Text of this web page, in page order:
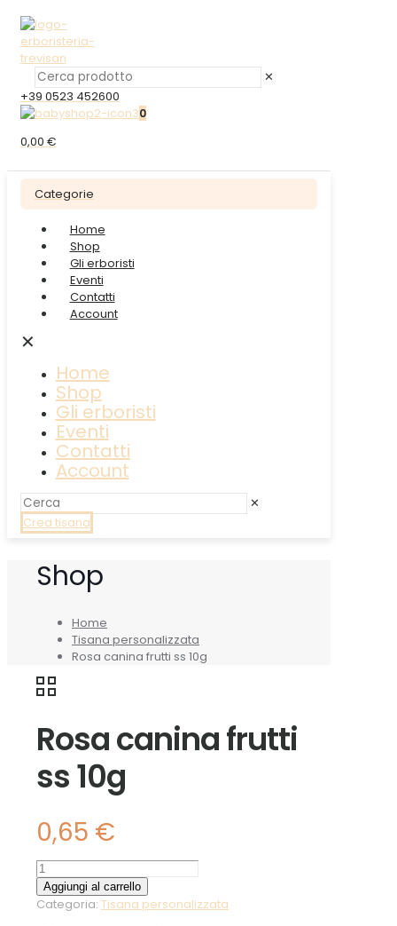
✕
+39 0523 452600
0
0,00 €
Categorie
Home
Shop
Gli erboristi
Eventi
Contatti
Account
✕
Home
Shop
Gli erboristi
Eventi
Contatti
Account
✕
Crea tisana
Shop
Home
Tisana personalizzata
Rosa canina frutti ss 10g
Rosa canina frutti
ss 10g
0,65 €
Rosa
canina
frutti
Aggiungi al carrello
Categoria: Tisana personalizzata